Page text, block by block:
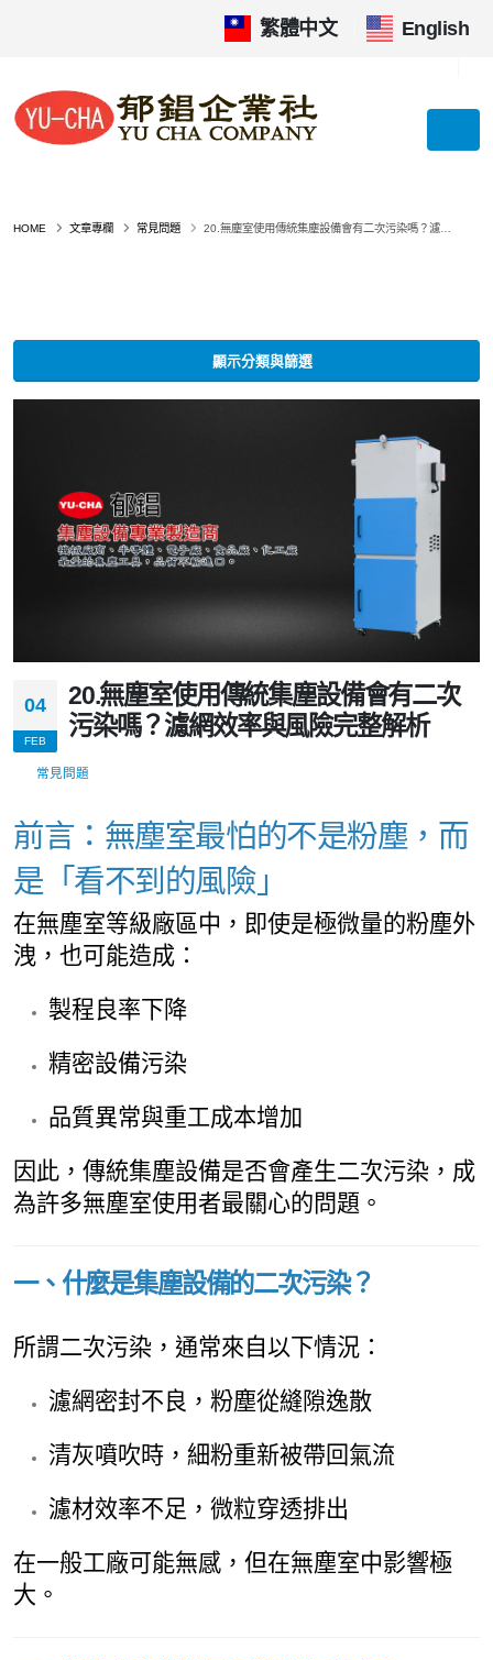
繁體中文 English
HOME 文章專欄 常見問題 20.無塵室使用傳統集塵設備會有二次污染嗎？濾網效率與風險完整解析
顯示分類與篩選
04
FEB
20.無塵室使用傳統集塵設備會有二次
污染嗎？濾網效率與風險完整解析
常見問題
前言：無塵室最怕的不是粉塵，而
是「看不到的風險」
在無塵室等級廠區中，即使是極微量的粉塵外
洩，也可能造成：
製程良率下降
精密設備污染
品質異常與重工成本增加
因此，傳統集塵設備是否會產生二次污染，成
為許多無塵室使用者最關心的問題。
一、什麼是集塵設備的二次污染？
所謂二次污染，通常來自以下情況：
濾網密封不良，粉塵從縫隙逸散
清灰噴吹時，細粉重新被帶回氣流
濾材效率不足，微粒穿透排出
在一般工廠可能無感，但在無塵室中影響極
大。